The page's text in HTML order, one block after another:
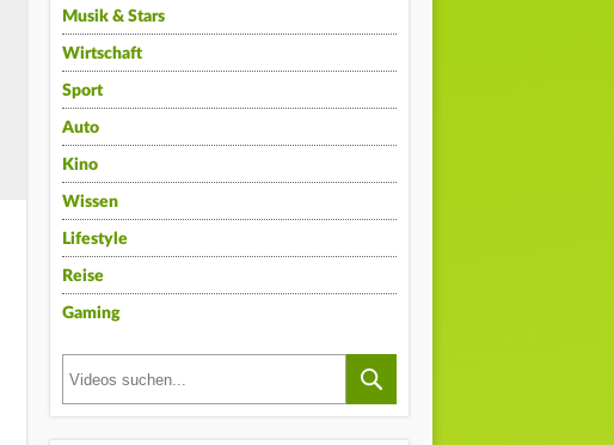
Musik & Stars
Wirtschaft
Sport
Auto
Kino
Wissen
Lifestyle
Reise
Gaming